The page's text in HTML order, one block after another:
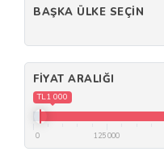
BAŞKA ÜLKE SEÇIN
FIYAT ARALIĞI
TL1 000
0 125 000